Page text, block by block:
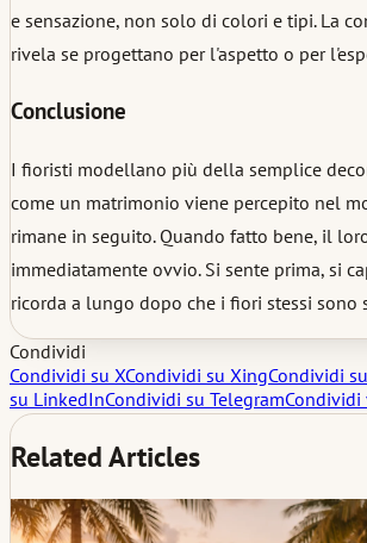
e sensazione, non solo di colori e tipi. La
rivela se progettano per l'aspetto o per
Conclusione
I fioristi modellano più della semplice
come un matrimonio viene percepito nel
rimane in seguito. Quando fatto bene, il
immediatamente ovvio. Si sente prima, si
ricorda a lungo dopo che i fiori stessi sono
Condividi
Condividi su XCondividi su XingCondividi
su LinkedInCondividi su Telegram
Related Articles